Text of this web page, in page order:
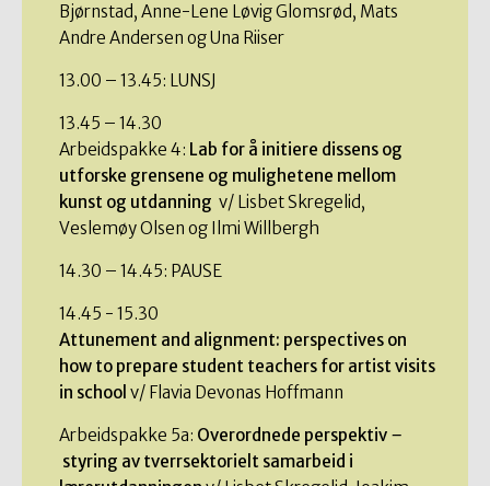
Bjørnstad, Anne-Lene Løvig Glomsrød, Mats
Andre Andersen og Una Riiser
13.00 – 13.45: LUNSJ
13.45 – 14.30
Arbeidspakke 4: Lab for å initiere dissens og
utforske grensene og mulighetene mellom
kunst og utdanning v/ Lisbet Skregelid,
Veslemøy Olsen og Ilmi Willbergh
14.30 – 14.45: PAUSE
14.45 - 15.30
Attunement and alignment: perspectives on
how to prepare student teachers for artist visits
in school v/ Flavia Devonas Hoffmann
Arbeidspakke 5a: Overordnede perspektiv –
styring av tverrsektorielt samarbeid i